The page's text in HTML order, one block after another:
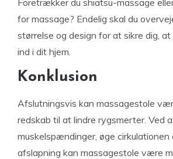
Foretrækker du shiatsu-massage
for massage? Endelig skal du
størrelse og design for at sikre dig,
ind i dit hjem.
Konklusion
Afslutningsvis kan massagestole
redskab til at lindre rygsmerter. Ved
muskelspændinger, øge cirkulationen
afslapning kan massagestole være